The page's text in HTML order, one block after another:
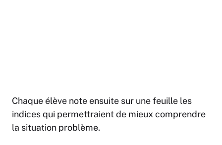
Chaque élève note ensuite sur une feuille les
indices qui permettraient de mieux comprendre
la situation problème.